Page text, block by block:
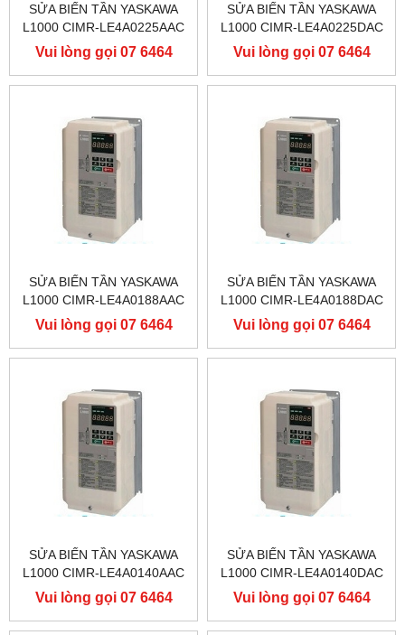
SỬA BIẾN TẦN YASKAWA
L1000 CIMR-LE4A0225AAC
400V 110KW, BIẾN TẦN
YASKAWA L1000
Vui lòng gọi 07 6464
9556
SỬA BIẾN TẦN YASKAWA
L1000 CIMR-LE4A0225DAC
400V 110KW, BIẾN TẦN
YASKAWA L1000
Vui lòng gọi 07 6464
9556
SỬA BIẾN TẦN YASKAWA
L1000 CIMR-LE4A0188AAC
400V 90KW, BIẾN TẦN
YASKAWA L1000
Vui lòng gọi 07 6464
9556
SỬA BIẾN TẦN YASKAWA
L1000 CIMR-LE4A0188DAC
400V 90KW, BIẾN TẦN
YASKAWA L1000
Vui lòng gọi 07 6464
9556
SỬA BIẾN TẦN YASKAWA
L1000 CIMR-LE4A0140AAC
400V 75KW, BIẾN TẦN
YASKAWA L1000
Vui lòng gọi 07 6464
9556
SỬA BIẾN TẦN YASKAWA
L1000 CIMR-LE4A0140DAC
400V 75KW, BIẾN TẦN
YASKAWA L1000
Vui lòng gọi 07 6464
9556